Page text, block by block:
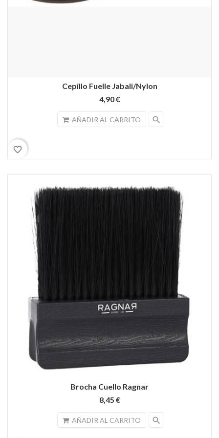
Cepillo Fuelle Jabali/Nylon
4,90 €
AÑADIR AL CARRITO search
favorite_border
Brocha Cuello Ragnar
8,45 €
AÑADIR AL CARRITO search